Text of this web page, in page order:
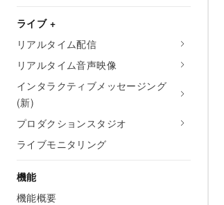
ライブ +
リアルタイム配信
リアルタイム音声映像
インタラクティブメッセージング
(新)
プロダクションスタジオ
ライブモニタリング
機能
機能概要